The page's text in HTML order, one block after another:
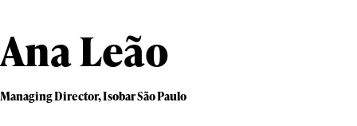
Ana Leão
Managing Director, Isobar São Paulo